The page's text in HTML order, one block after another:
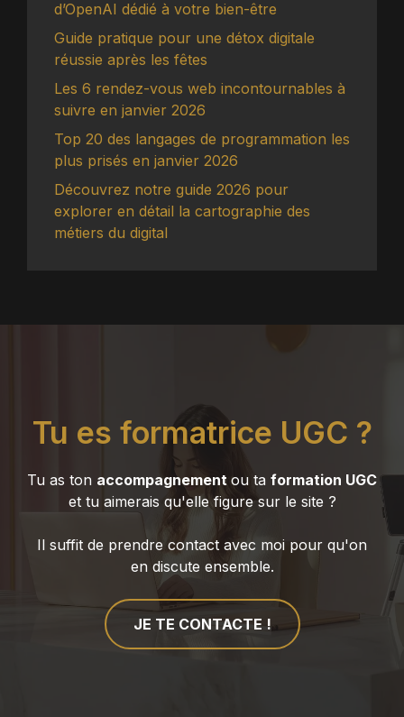
d’OpenAI dédié à votre bien-être
Guide pratique pour une détox digitale
réussie après les fêtes
Les 6 rendez-vous web incontournables à
suivre en janvier 2026
Top 20 des langages de programmation les
plus prisés en janvier 2026
Découvrez notre guide 2026 pour
explorer en détail la cartographie des
métiers du digital
Tu es formatrice UGC ?
Tu as ton accompagnement ou ta formation UGC
et tu aimerais qu'elle figure sur le site ?
Il suffit de prendre contact avec moi pour qu'on
en discute ensemble.
JE TE CONTACTE !